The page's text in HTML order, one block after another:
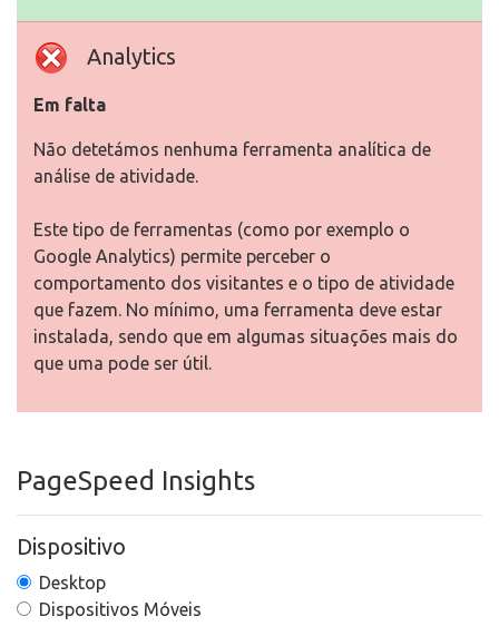
Analytics
Em falta
Não detetámos nenhuma ferramenta analítica de
análise de atividade.
Este tipo de ferramentas (como por exemplo o
Google Analytics) permite perceber o
comportamento dos visitantes e o tipo de atividade
que fazem. No mínimo, uma ferramenta deve estar
instalada, sendo que em algumas situações mais do
que uma pode ser útil.
PageSpeed Insights
Dispositivo
Desktop
Dispositivos Móveis